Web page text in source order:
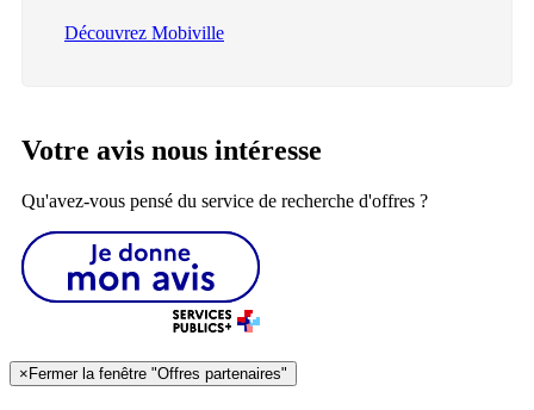
Découvrez Mobiville
Votre avis nous intéresse
Qu'avez-vous pensé du service de recherche d'offres ?
× Fermer la fenêtre "Offres partenaires"